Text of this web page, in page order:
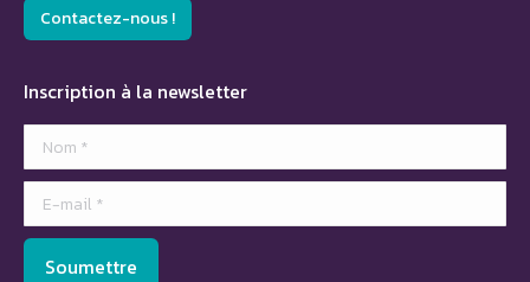
Contactez-nous !
Inscription à la newsletter
Nom *
E-mail *
Soumettre